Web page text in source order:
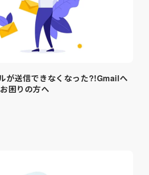
が送信できなくなった?!Gmailへ
困りの方へ